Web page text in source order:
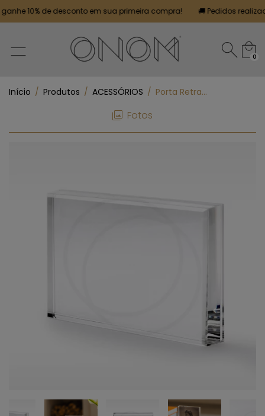
10% de desconto em sua primeira compra! 🚚 Pedidos
0
Início / Produtos / ACESSÓRIOS / Porta Retrato
Fotos